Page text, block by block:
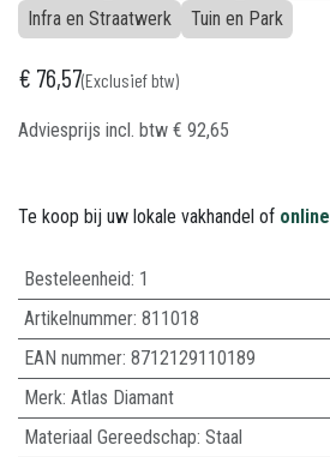
Infra en Straatwerk
Tuin en Park
€ 76,57(Exclusief btw)
Adviesprijs incl. btw € 92,65
Te koop bij uw lokale vakhandel of online
Besteleenheid: 1
Artikelnummer: 811018
EAN nummer: 8712129110189
Merk: Atlas Diamant
Materiaal Gereedschap: Staal